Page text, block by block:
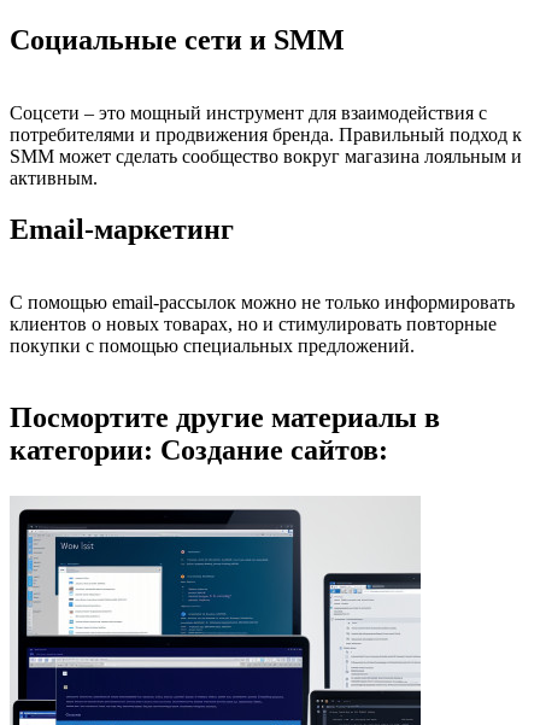
Социальные сети и SMM
Соцсети – это мощный инструмент для взаимодействия с
потребителями и продвижения бренда. Правильный подход к
SMM может сделать сообщество вокруг магазина лояльным и
активным.
Email-маркетинг
С помощью email-рассылок можно не только информировать
клиентов о новых товарах, но и стимулировать повторные
покупки с помощью специальных предложений.
Посмортите другие материалы в
категории: Создание сайтов: